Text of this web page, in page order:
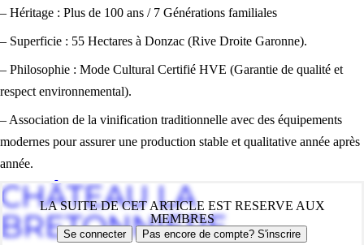
– Héritage : Plus de 100 ans / 7 Générations familiales
– Superficie : 55 Hectares à Donzac (Rive Droite Garonne).
– Philosophie : Mode Cultural Certifié HVE (Garantie de qualité et
respect environnemental).
– Association de la vinification traditionnelle avec des équipements
modernes pour assurer une production stable et qualitative année après
année.
LA SUITE DE CET ARTICLE EST RESERVE AUX
MEMBRES
Se connecter Pas encore de compte? S'inscrire
CHÂTEAU LA
BRETONNIERE